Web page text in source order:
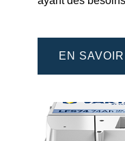
EN